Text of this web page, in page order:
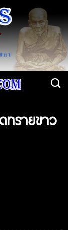
รายขาว